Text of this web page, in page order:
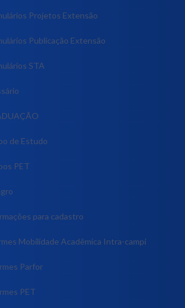
Projetos Extensão
Publicação Extensão
STA
de Estudo
PET
para cadastro
Mobilidade Acadêmica Intra-campi
Parfor
PET